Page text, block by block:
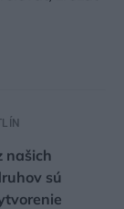
našich
sú